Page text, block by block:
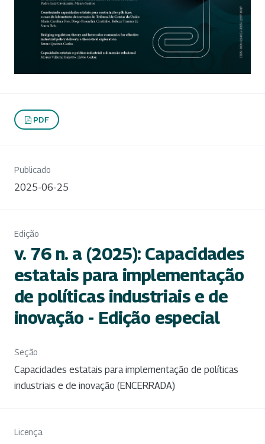
PDF
Publicado
2025-06-25
Edição
v. 76 n. a (2025): Capacidades
estatais para implementação
de políticas industriais e de
inovação - Edição especial
Seção
Capacidades estatais para implementação de políticas
industriais e de inovação (ENCERRADA)
Licença